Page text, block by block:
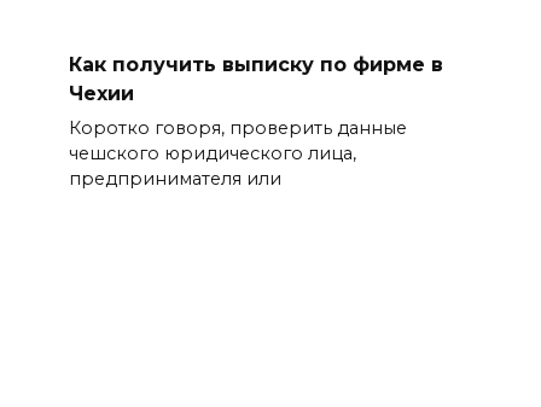
Как получить выписку по фирме в
Чехии
Коротко говоря, проверить данные
чешского юридического лица,
предпринимателя или